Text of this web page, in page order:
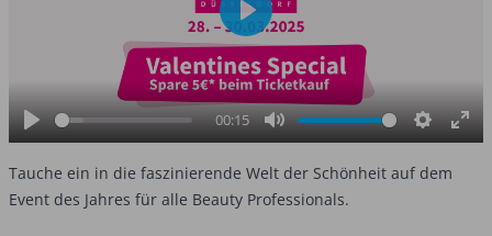
Play
00:15
Mute Settings
Play
Tauche ein in die faszinierende Welt der Schönheit auf dem
Event des Jahres für alle Beauty Professionals.